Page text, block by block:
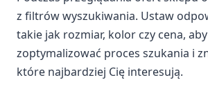
z filtrów wyszukiwania. Ustaw
takie jak rozmiar, kolor czy cena, aby
zoptymalizować proces szukania i
które najbardziej Cię interesują.